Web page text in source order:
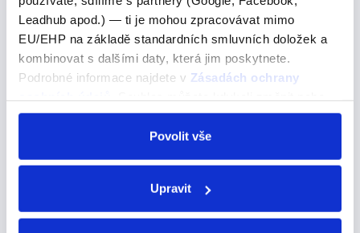
Leadhub apod.) — ti je mohou zpracovávat mimo
EU/EHP na základě standardních smluvních doložek a
kombinovat s dalšími daty, která jim poskytnete.
Podrobné informace najdete v Zásadách ochrany
odvolat v nastavení cookies, případně se obrátit na
Povolit vše
Upravit
that
že
Použití spojky "that" v angličtině Spojka "that" se
používá k zavedení vedlejší věty, která poskytuje více
informací o hlavní větě. Jednoduše řečeno se do
češtiny překládá jako “že”. Někdy se ale…